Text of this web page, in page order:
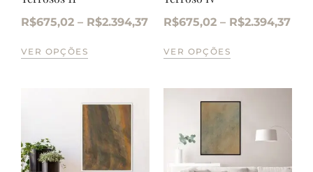
R$675,02 – R$2.394,37
VER OPÇÕES
R$675,02 – R$2.394,37
VER OPÇÕES